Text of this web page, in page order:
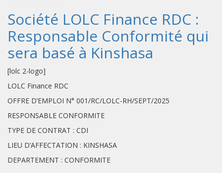
Société LOLC Finance RDC :
Responsable Conformité qui
sera basé à Kinshasa
[lolc 2-logo]
LOLC Finance RDC
OFFRE D’EMPLOI N° 001/RC/LOLC-RH/SEPT/2025
RESPONSABLE CONFORMITE
TYPE DE CONTRAT : CDI
LIEU D’AFFECTATION : KINSHASA
DEPARTEMENT : CONFORMITE